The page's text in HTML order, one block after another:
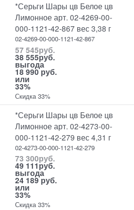
*Серьги Шары цв Белое цв
Лимонное арт. 02-4269-00-
000-1121-42-867 вес 3,38 г
02-4269-00-000-1121-42-867
57 545руб.
38 555руб.
выгода
18 990 руб.
или
33%
Скидка 33%
*Серьги Шары цв Белое цв
Лимонное арт. 02-4273-00-
000-1121-42-279 вес 4,31 г
02-4273-00-000-1121-42-279
73 300руб.
49 111руб.
выгода
24 189 руб.
или
33%
Скидка 33%